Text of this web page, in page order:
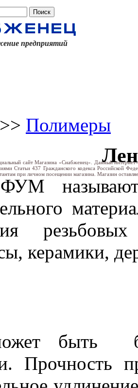
предприятий
>> Полимеры
называют
керамики,
быть
сайт Магазина «Снабженец». Данный
Статьи 437 Гражданского кодекса Российской
при личном посещении магазина. Магазин